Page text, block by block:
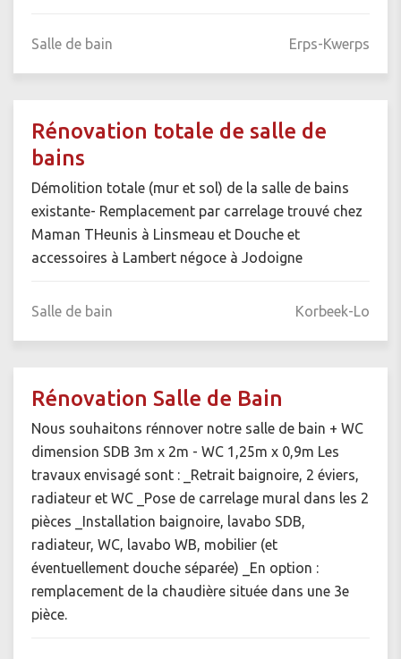
Salle de bain Erps-Kwerps
Rénovation totale de salle de
bains
Démolition totale (mur et sol) de la salle de bains
existante- Remplacement par carrelage trouvé chez
Maman THeunis à Linsmeau et Douche et
accessoires à Lambert négoce à Jodoigne
Salle de bain Korbeek-Lo
Rénovation Salle de Bain
Nous souhaitons rénnover notre salle de bain + WC
dimension SDB 3m x 2m - WC 1,25m x 0,9m Les
travaux envisagé sont : _Retrait baignoire, 2 éviers,
radiateur et WC _Pose de carrelage mural dans les 2
pièces _Installation baignoire, lavabo SDB,
radiateur, WC, lavabo WB, mobilier (et
éventuellement douche séparée) _En option :
remplacement de la chaudière située dans une 3e
pièce.